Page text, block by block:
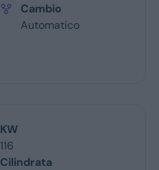
Cambio
Automatico
KW
116
Cilindrata